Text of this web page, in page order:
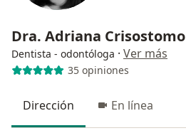
Dra. Adriana Crisostomo
Dentista - odontóloga · Ver más
35 opiniones
Dirección En línea